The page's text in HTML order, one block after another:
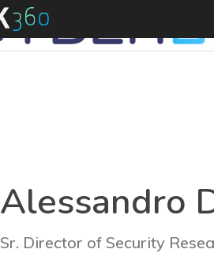
Alessandro
Sr. Director of Security